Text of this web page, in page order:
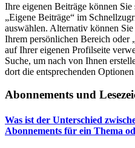
Ihre eigenen Beiträge können
„Eigene Beiträge“ im
auswählen. Alternativ können
Ihrem persönlichen Bereich oder
auf Ihrer eigenen Profilseite
Suche, um nach von Ihnen
dort die entsprechenden
Abonnements und
Was ist der Unterschied
Abonnements für ein Thema